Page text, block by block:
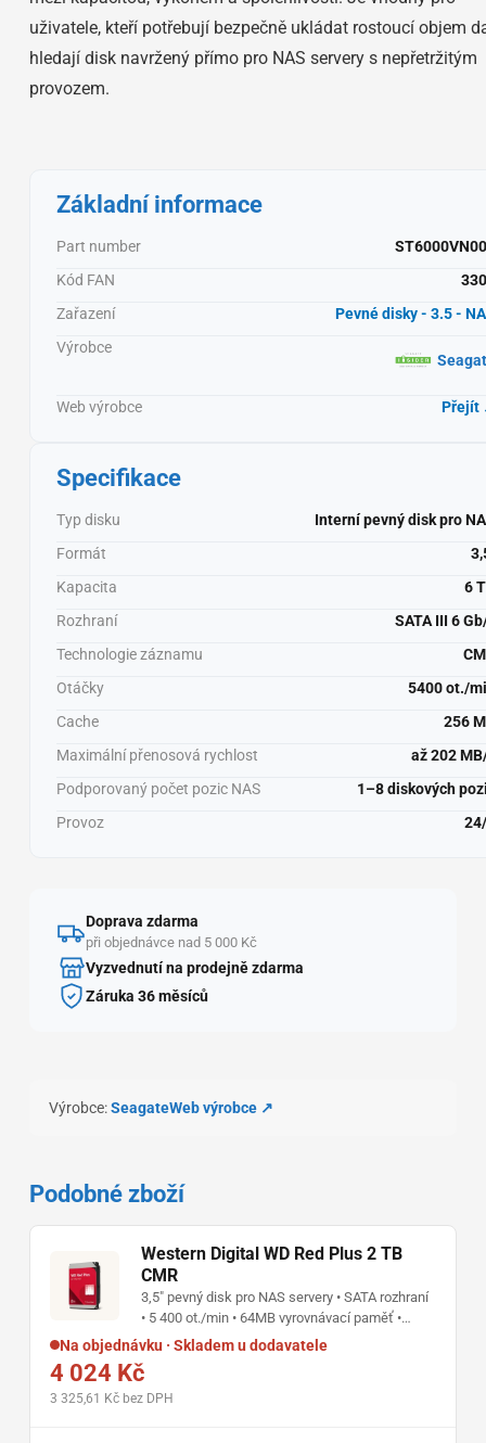
uživatele, kteří potřebují bezpečně ukládat rostoucí objem
hledají disk navržený přímo pro NAS servery s nepřetržitým
provozem.
Základní informace
Part number
Kód FAN
Zařazení
Pevné disky - 3.5 -
Výrobce
Web výrobce Přejít
Specifikace
Typ disku
Interní pevný disk pro
Formát
Kapacita
6
Rozhraní
SATA III 6
Technologie záznamu
Otáčky
5400 ot./
Cache
256
Maximální přenosová rychlost
až 202
Podporovaný počet pozic NAS
1–8 diskových
Provoz
Doprava zdarma
při objednávce nad 5 000 Kč
Vyzvednutí na prodejně zdarma
Záruka 36 měsíců
Výrobce:SeagateWeb výrobce ↗
Podobné zboží
Western Digital WD Red Plus 2 TB
CMR
3,5" pevný disk pro NAS servery • SATA rozhraní
• 5 400 ot./min • 64MB vyrovnávací paměť •
přenos až 175 MB/s • pro RAID systémy až s 8
Na objednávku · Skladem u dodavatele
4 024 Kč
3 325,61 Kč bez DPH